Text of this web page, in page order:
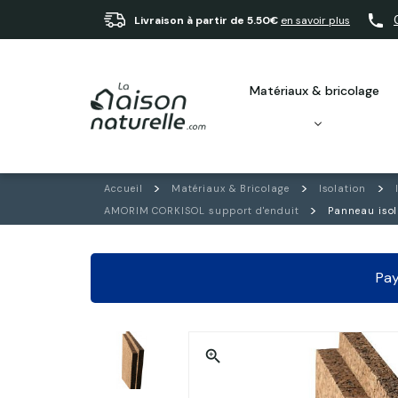
Livraison à partir de 5.50€ en savoir plus
matériaux & bricolage
Accueil Matériaux & Bricolage Isolation
AMORIM CORKISOL support d'enduit
Panneau
zoom_in